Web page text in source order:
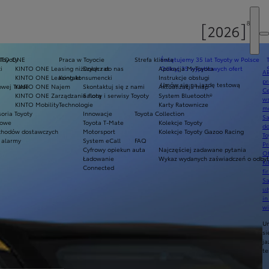
Świętujemy 35 lat Toyoty w Polsce
Odkryj 35 wyjątkowych ofert
Umów się na jazdę testową
Praca w Toyocie
Dołącz do nas
Kontakt
Skontaktuj się z nami
Salony i serwisy Toyoty
Technologie
Innowacje
Toyota T-Mate
Motorsport
System eCall
Cyfrowy opiekun auta
Ładowanie
Connected
ONE
KINTO ONE Leasing niższych rat
KINTO ONE Leasing konsumencki
KINTO ONE Najem
KINTO ONE Zarządzanie flotą
KINTO Mobility
Trade
Toyoty
dostawczych
Strefa klienta
Aplikacja MyToyota
Instrukcje obsługi
Aktualizacja map
System Bluetooth®
Karty Ratownicze
Toyota Collection
Kolekcje Toyoty
Kolekcje Toyoty Gazoo Racing
FAQ
Najczęściej zadawane pytania
Wykaz wydanych zaświadczeń o